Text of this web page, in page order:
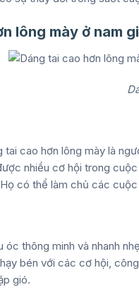
lông mày ở nam
cao hơn lông mày là
nhiều cơ hội trong
có thể làm chủ các
thông minh và nhanh
bén với các cơ hội,
gió.